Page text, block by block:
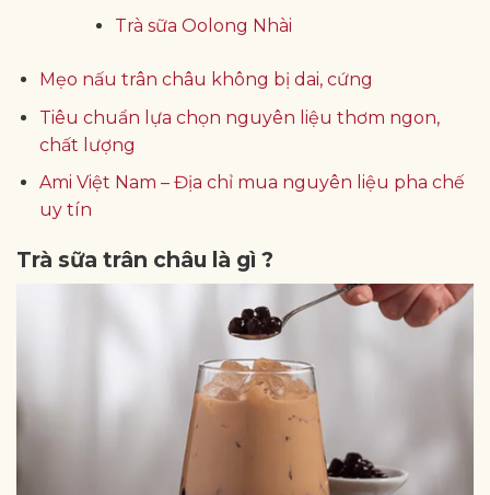
Trà sữa Oolong Nhài
Mẹo nấu trân châu không bị dai, cứng
Tiêu chuẩn lựa chọn nguyên liệu thơm ngon,
chất lượng
Ami Việt Nam – Địa chỉ mua nguyên liệu pha chế
uy tín
Trà sữa trân châu là gì ?